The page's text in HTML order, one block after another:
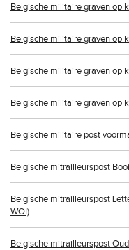
Belgische militaire graven op
Belgische militaire graven op
Belgische militaire graven op
Belgische militaire graven op
Belgische militaire post
Belgische mitrailleurspost
Belgische mitrailleurspost
WOI)
Belgische mitrailleurspost